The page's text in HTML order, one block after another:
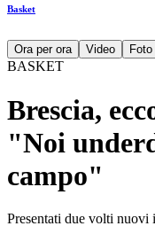
Basket
Ora per ora Video Foto
BASKET
Brescia,
"Noi
campo"
Presentati due volti